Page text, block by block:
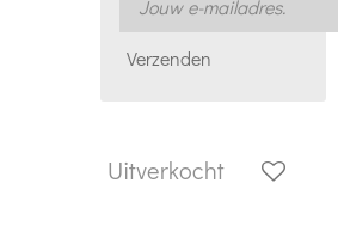
Verzenden
Uitverkocht